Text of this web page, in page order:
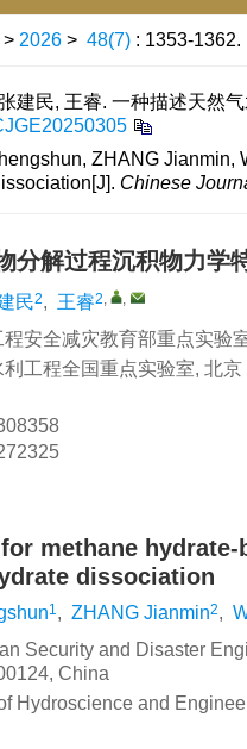
> 2026 > 48(7) : 1353-1362.
建民, 王睿. 一种描述天然
ZHANG Jianmin,
Chinese
分解过程沉积物力学
民2, 王睿2, ,
安全减灾教育部重点实验
工程全国重点实验室, 北
methane
dissociation
1, ZHANG Jianmin2,
Security and Disaster
China
Hydroscience and